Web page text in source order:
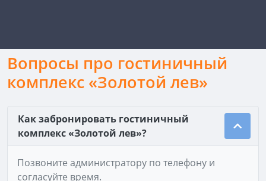
Вопросы про гостиничный
комплекс «Золотой лев»
Как забронировать гостиничный
комплекс «Золотой лев»?
Позвоните администратору по телефону и
согласуйте время.